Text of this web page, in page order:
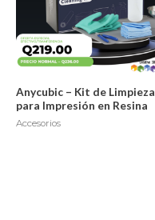
Anycubic – Kit de Limpieza
para Impresión en Resina
Accesorios